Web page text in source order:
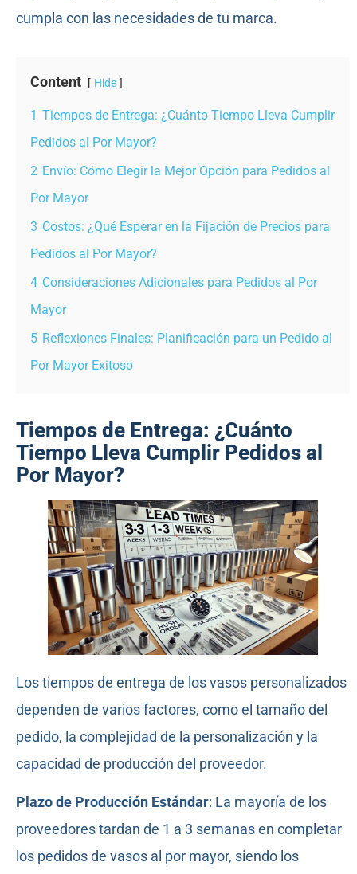
cumpla con las necesidades de tu marca.
Content Hide
1 Tiempos de Entrega: ¿Cuánto Tiempo Lleva Cumplir
Pedidos al Por Mayor?
2 Envío: Cómo Elegir la Mejor Opción para Pedidos al
Por Mayor
3 Costos: ¿Qué Esperar en la Fijación de Precios para
Pedidos al Por Mayor?
4 Consideraciones Adicionales para Pedidos al Por
Mayor
5 Reflexiones Finales: Planificación para un Pedido al
Por Mayor Exitoso
Tiempos de Entrega: ¿Cuánto
Tiempo Lleva Cumplir Pedidos al
Por Mayor?
Los tiempos de entrega de los vasos personalizados
dependen de varios factores, como el tamaño del
pedido, la complejidad de la personalización y la
capacidad de producción del proveedor.
Plazo de Producción Estándar: La mayoría de los
proveedores tardan de 1 a 3 semanas en completar
los pedidos de vasos al por mayor, siendo los